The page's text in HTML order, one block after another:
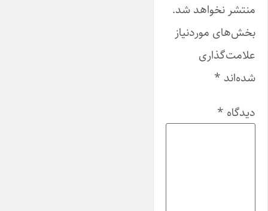
منتشر نخواهد شد.
بخش‌های موردنیاز
علامت‌گذاری
شده‌اند *
دیدگاه *